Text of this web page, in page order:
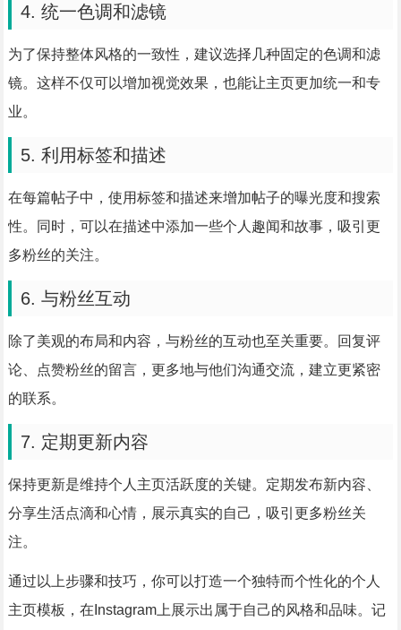
4. 统一色调和滤镜
为了保持整体风格的一致性，建议选择几种固定的色调和滤
镜。这样不仅可以增加视觉效果，也能让主页更加统一和专
业。
5. 利用标签和描述
在每篇帖子中，使用标签和描述来增加帖子的曝光度和搜索
性。同时，可以在描述中添加一些个人趣闻和故事，吸引更
多粉丝的关注。
6. 与粉丝互动
除了美观的布局和内容，与粉丝的互动也至关重要。回复评
论、点赞粉丝的留言，更多地与他们沟通交流，建立更紧密
的联系。
7. 定期更新内容
保持更新是维持个人主页活跃度的关键。定期发布新内容、
分享生活点滴和心情，展示真实的自己，吸引更多粉丝关
注。
通过以上步骤和技巧，你可以打造一个独特而个性化的个人
主页模板，在Instagram上展示出属于自己的风格和品味。记